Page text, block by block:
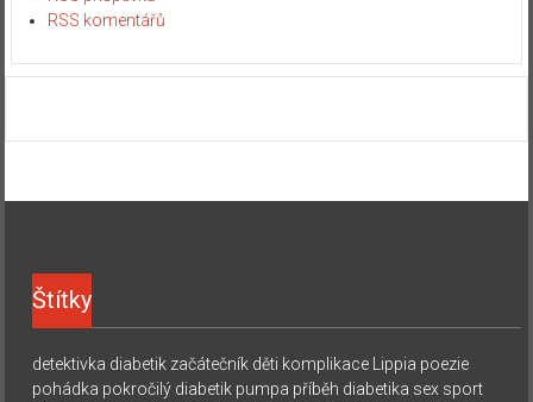
RSS komentářů
Štítky
detektivka diabetik začátečník děti komplikace Lippia poezie
pohádka pokročilý diabetik pumpa příběh diabetika sex sport